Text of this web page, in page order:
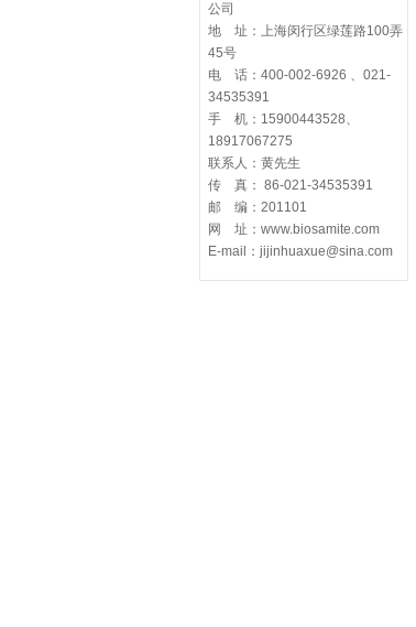
公司
地 址：上海闵行区绿莲路100弄
45号
电 话：400-002-6926 、021-
34535391
手 机：15900443528、
18917067275
联系人：黄先生
传 真： 86-021-34535391
邮 编：201101
网 址：www.biosamite.com
E-mail：jijinhuaxue@sina.com